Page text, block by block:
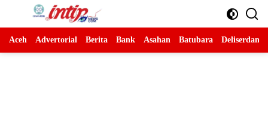
Langsung
Aceh Advertorial Berita Bank Asahan Batubara Deliserdang